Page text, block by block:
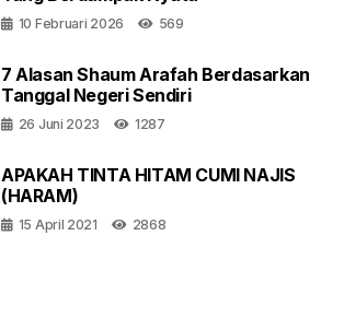
10 Februari 2026 569
7 Alasan Shaum Arafah Berdasarkan
Tanggal Negeri Sendiri
26 Juni 2023 1287
APAKAH TINTA HITAM CUMI NAJIS
(HARAM)
15 April 2021 2868